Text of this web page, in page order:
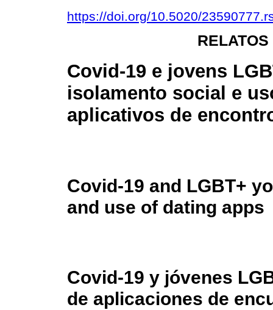
https://doi.org/10.5020/
Covid-19 e jovens
isolamento social e
aplicativos de
Covid-19 and LGBT+
and use of dating apps
Covid-19 y jóvenes
de aplicaciones de